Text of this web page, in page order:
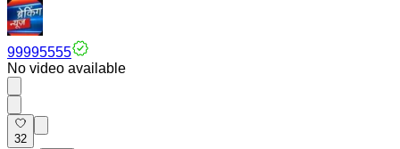
99995555
No video available
32